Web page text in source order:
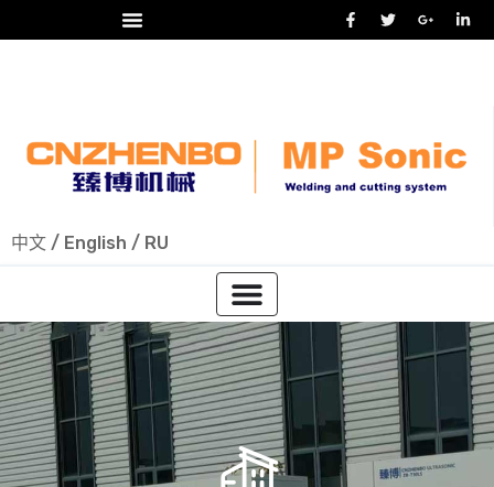
中文 / English / RU